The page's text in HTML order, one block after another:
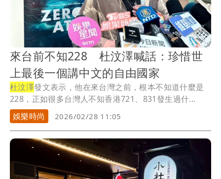
來台前不知228 杜汶澤喊話：珍惜世
上最後一個講中文的自由國家
杜汶澤發文表示，他在來台灣之前，根本不知道什麼是
228，正如很多台灣人不知香港721、831發生過什...
娛樂時尚
2026/02/28 11:05